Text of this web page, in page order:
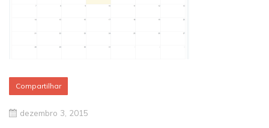
Compartilhar
dezembro 3, 2015